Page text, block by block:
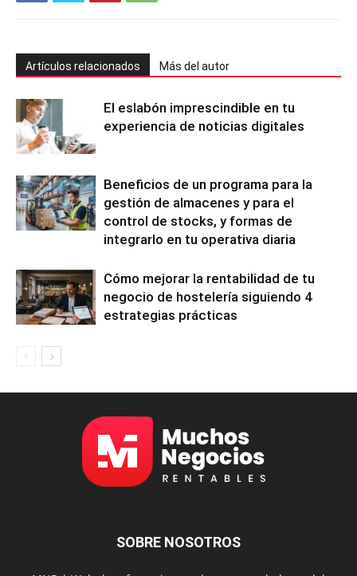
Artículos relacionados Más del autor
El eslabón imprescindible en tu
experiencia de noticias digitales
Beneficios de un programa para la
gestión de almacenes y para el
control de stocks, y formas de
integrarlo en tu operativa diaria
Cómo mejorar la rentabilidad de tu
negocio de hostelería siguiendo 4
estrategias prácticas
SOBRE NOSOTROS